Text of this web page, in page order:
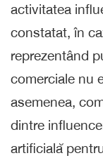
activitatea
constatat, în
reprezentând
comerciale nu
asemenea,
dintre
artificială